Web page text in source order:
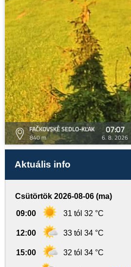
FAČKOVSKÉ SEDLO-KĽAK
840 m
07:07
6. 8. 2026
Aktuális info
Csütörtök 2026-08-06 (ma)
09:00 31 tól 32 °C
12:00 33 tól 34 °C
15:00 32 tól 34 °C